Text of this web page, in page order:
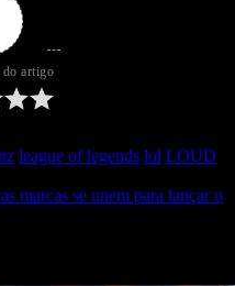
do artigo
league of legends lol LOUD
marcas se unem para lançar o